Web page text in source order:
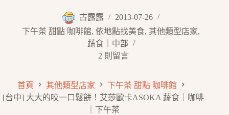
古露露
2013-07-26
下午茶 甜點 咖啡館,依地點找美食, 其他類型店家,
蔬食｜中部
2 則留言
首頁 其他類型店家
下午茶 甜點 咖啡館
[台中] 大大的咬一口鬆餅！艾莎歐卡ASOKA 蔬食｜咖啡
｜下午茶